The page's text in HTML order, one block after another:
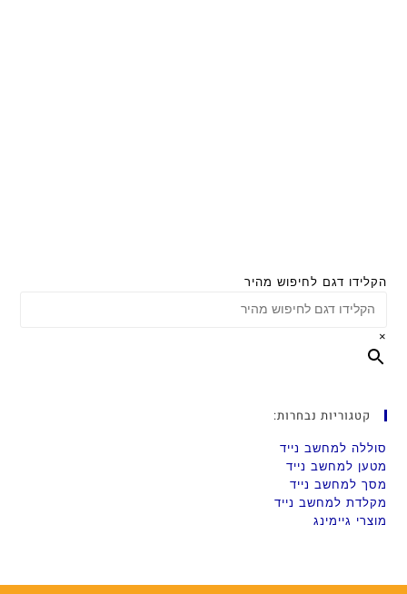
הקלידו דגם לחיפוש מהיר
×
קטגוריות נבחרות:
סוללה למחשב נייד
מטען למחשב נייד
מסך למחשב נייד
מקלדת למחשב נייד
מוצרי גיימינג